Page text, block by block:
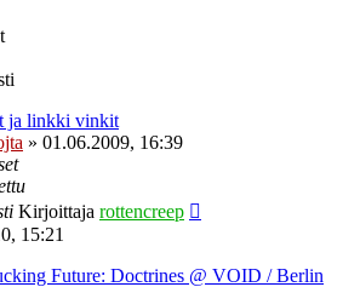
ja linkki vinkit
» 01.06.2009, 16:39
Kirjoittaja rottencreep
15:21
Future: Doctrines @ VOID / Berlin